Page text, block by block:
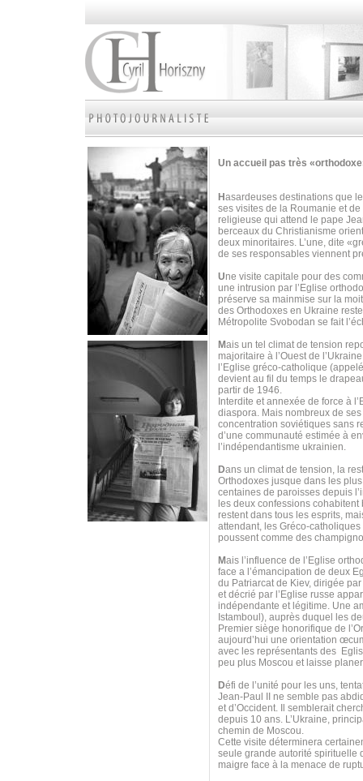
Un accueil pas très
H asardeuses destinations que
ses visites de la Roumanie et
religieuse qui attend le pape
berceaux du Christianisme
deux minoritaires. L’une, dite
de ses responsables viennent
Une visite capitale pour des
une intrusion par l’Eglise
préserve sa mainmise sur la
des Orthodoxes en Ukraine
Métropolite Svobodan se fait
Mais un tel climat de tension
majoritaire à l’Ouest de
l’Eglise gréco-catholique
devient au fil du temps le
partir de 1946.
Interdite et annexée de force à
diaspora. Mais nombreux de
concentration soviétiques sans
d’une communauté estimée à
l’indépendantisme ukrainien.
Dans un climat de tension, la
Orthodoxes jusque dans les
centaines de paroisses depuis
les deux confessions
restent dans tous les esprits,
attendant, les Gréco-
poussent comme des
Mais l’influence de l’Eglise
face a l’émancipation de deux
du Patriarcat de Kiev, dirigée
et décrié par l’Eglise russe
indépendante et légitime. Une
Istamboul), auprès duquel les
Premier siège honorifique de
aujourd’hui une orientation
avec les représentants des
peu plus Moscou et laisse
Défi de l’unité pour les uns,
Jean-Paul II ne semble pas
et d’Occident. Il semblerait
depuis 10 ans. L’Ukraine,
chemin de Moscou.
Cette visite déterminera
seule grande autorité spirituelle
maigre face à la menace de